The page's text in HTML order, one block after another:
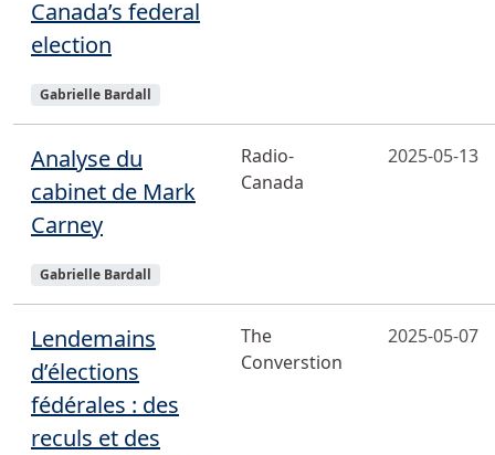
Canada’s federal
election
Sujets
Gabrielle Bardall
Analyse du
cabinet de Mark
Carney
Sujets
Gabrielle Bardall
Radio-
Canada
2025-05-13
Lendemains
d’élections
fédérales : des
reculs et des
The
Converstion
2025-05-07